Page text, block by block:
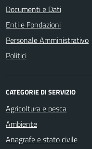
Documenti e Dati
Enti e Fondazioni
Personale Amministrativo
Politici
CATEGORIE DI SERVIZIO
Agricoltura e pesca
Ambiente
Anagrafe e stato civile